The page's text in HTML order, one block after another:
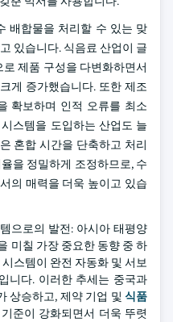
배합물을 처리할 수 있는 맞
있습니다. 식음료 산업이 글
제품 구성을 다변화하면서
게 증가했습니다. 또한 제조
확보하며 인적 오류를 최소
스템을 도입하는 산업도 늘
혼합 시간을 단축하고 처리
을 정밀하게 조정하므로, 수
의 매력을 더욱 높이고 있습
으로의 발전: 아시아 태평양
미칠 가장 중요한 동향 중 하
스템이 완전 자동화 및 서보
니다. 이러한 추세는 중국과
상승하고, 제약 기업 및 식품
준이 강화되면서 더욱 뚜렷